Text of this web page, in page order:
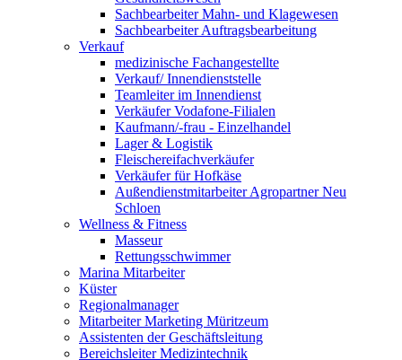
Sachbearbeiter Mahn- und Klagewesen
Sachbearbeiter Auftragsbearbeitung
Verkauf
medizinische Fachangestellte
Verkauf/ Innendienststelle
Teamleiter im Innendienst
Verkäufer Vodafone-Filialen
Kaufmann/-frau - Einzelhandel
Lager & Logistik
Fleischereifachverkäufer
Verkäufer für Hofkäse
Außendienstmitarbeiter Agropartner Neu
Schloen
Wellness & Fitness
Masseur
Rettungsschwimmer
Marina Mitarbeiter
Küster
Regionalmanager
Mitarbeiter Marketing Müritzeum
Assistenten der Geschäftsleitung
Bereichsleiter Medizintechnik